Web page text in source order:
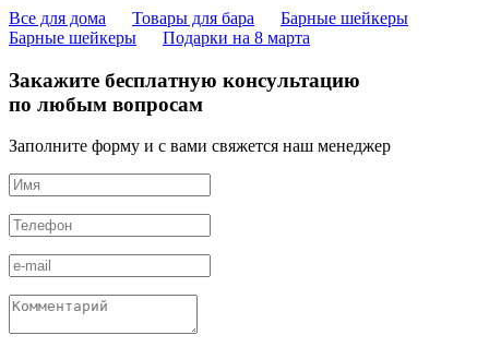
Все для дома
Товары для бара
Барные шейкеры
Барные шейкеры
Подарки на 8 марта
Закажите бесплатную консультацию
по любым вопросам
Заполните форму и с вами свяжется наш менеджер